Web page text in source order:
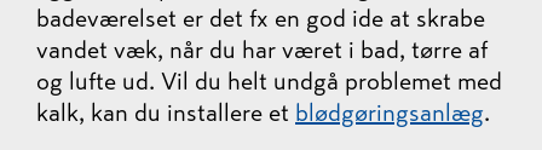
badeværelset er det fx en god ide at skrabe
vandet væk, når du har været i bad, tørre af
og lufte ud. Vil du helt undgå problemet med
kalk, kan du installere et blødgøringsanlæg.